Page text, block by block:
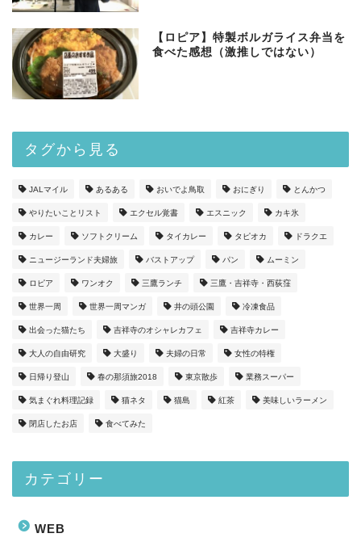
【ロピア】特製ボルガライス弁当を
食べた感想（激推しではない）
タグから見る
JALマイル あるある おいでよ鳥取 おにぎり とんかつ
やりたいことリスト エクセル覚書 エスニック カキ氷
カレー ソフトクリーム タイカレー タピオカ ドラクエ
ニュージーランド夫婦旅 バストアップ パン ムーミン
ロピア ワンオク 三鷹ランチ 三鷹・吉祥寺・西荻窪
世界一周 世界一周マンガ 井の頭公園 冷凍食品
出会った猫たち 吉祥寺のオシャレカフェ 吉祥寺カレー
大人の自由研究 大盛り 夫婦の日常 女性の特権
日帰り登山 春の那須旅2018 東京散歩 業務スーパー
気まぐれ料理記録 猫ネタ 猫島 紅茶 美味しいラーメン
閉店したお店 食べてみた
カテゴリー
WEB